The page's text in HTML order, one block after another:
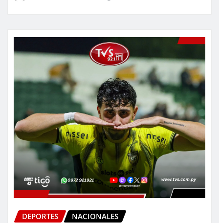
DEPORTES NACIONALES